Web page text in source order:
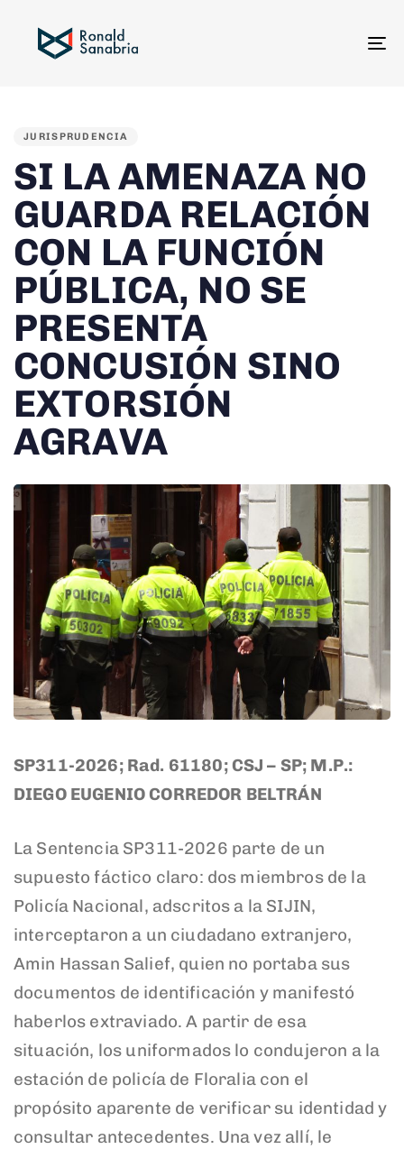
JURISPRUDENCIA
SI LA AMENAZA NO
GUARDA RELACIÓN
CON LA FUNCIÓN
PÚBLICA, NO SE
PRESENTA
CONCUSIÓN SINO
EXTORSIÓN
AGRAVA
SP311-2026; Rad. 61180; CSJ – SP; M.P.:
DIEGO EUGENIO CORREDOR BELTRÁN
La Sentencia SP311-2026 parte de un
supuesto fáctico claro: dos miembros de la
Policía Nacional, adscritos a la SIJIN,
interceptaron a un ciudadano extranjero,
Amin Hassan Salief, quien no portaba sus
documentos de identificación y manifestó
haberlos extraviado. A partir de esa
situación, los uniformados lo condujeron a la
estación de policía de Floralia con el
propósito aparente de verificar su identidad y
consultar antecedentes. Una vez allí, le